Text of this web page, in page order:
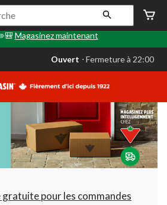
commence ici. Faites le plein de
technologiques, de sacs à dos et
Magasinez maintenant
votre
est
AB,
Ouvert,
Fermeture
à
22:00
changer
Ouvert ⋅ Fermeture à 22:00
pour les commandes